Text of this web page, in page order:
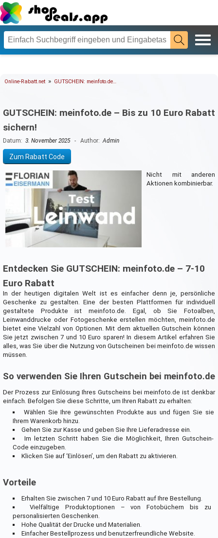
Online-Rabatt.net » GUTSCHEIN: meinfoto.de…
GUTSCHEIN: meinfoto.de – Bis zu 10 Euro Rabatt
sichern!
Datum: 3. November 2025- Author:Admin
Zum Rabatt Code
Nicht mit anderen
Aktionen kombinierbar.
Entdecken Sie GUTSCHEIN: meinfoto.de – 7-10
Euro Rabatt
In der heutigen digitalen Welt ist es einfacher denn je, persönliche
Geschenke zu gestalten. Eine der besten Plattformen für individuell
gestaltete Produkte ist meinfoto.de. Egal, ob Sie Fotoalben,
Leinwanddrucke oder Fotogeschenke erstellen möchten, meinfoto.de
bietet eine Vielzahl von Optionen. Mit dem aktuellen Gutschein können
Sie jetzt zwischen 7 und 10 Euro sparen! In diesem Artikel erfahren Sie
alles, was Sie über die Nutzung von Gutscheinen bei meinfoto.de wissen
müssen.
So verwenden Sie Ihren Gutschein bei meinfoto.de
Der Prozess zur Einlösung Ihres Gutscheins bei meinfoto.de ist denkbar
einfach. Befolgen Sie diese Schritte, um Ihren Rabatt zu erhalten:
Wählen Sie Ihre gewünschten Produkte aus und fügen Sie sie
Ihrem Warenkorb hinzu.
Gehen Sie zur Kasse und geben Sie Ihre Lieferadresse ein.
Im letzten Schritt haben Sie die Möglichkeit, Ihren Gutschein-
Code einzugeben.
Klicken Sie auf ‘Einlösen’, um den Rabatt zu aktivieren.
Vorteile
Erhalten Sie zwischen 7 und 10 Euro Rabatt auf Ihre Bestellung.
Vielfältige Produktoptionen – von Fotobüchern bis zu
personalisierten Geschenken.
Hohe Qualität der Drucke und Materialien.
Einfacher Bestellprozess und benutzerfreundliche Website.